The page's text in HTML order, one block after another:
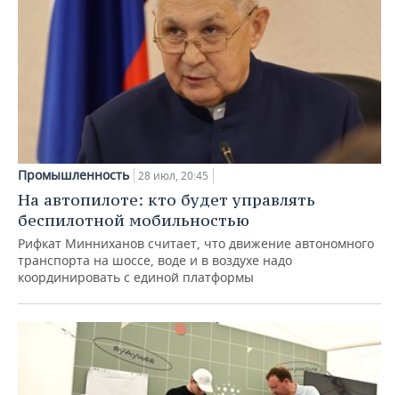
Промышленность 28 июл, 20:45
На автопилоте: кто будет управлять
беспилотной мобильностью
Рифкат Минниханов считает, что движение автономного
транспорта на шоссе, воде и в воздухе надо
координировать с единой платформы